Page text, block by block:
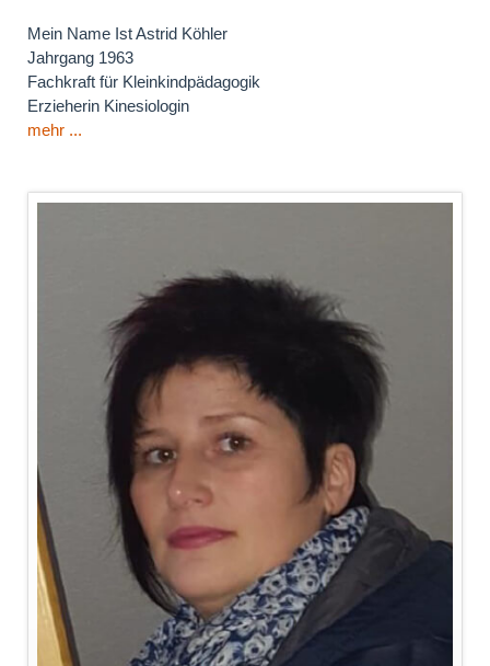
Mein Name Ist Astrid Köhler
Jahrgang 1963
Fachkraft für Kleinkindpädagogik
Erzieherin Kinesiologin
mehr ...